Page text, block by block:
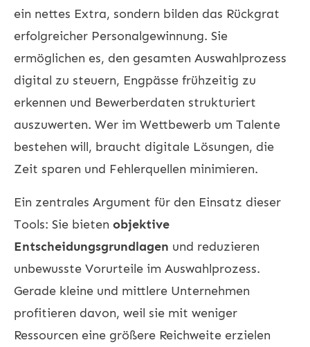
ein nettes Extra, sondern bilden das Rückgrat
erfolgreicher Personalgewinnung. Sie
ermöglichen es, den gesamten Auswahlprozess
digital zu steuern, Engpässe frühzeitig zu
erkennen und Bewerberdaten strukturiert
auszuwerten. Wer im Wettbewerb um Talente
bestehen will, braucht digitale Lösungen, die
Zeit sparen und Fehlerquellen minimieren.
Ein zentrales Argument für den Einsatz dieser
Tools: Sie bieten objektive
Entscheidungsgrundlagen und reduzieren
unbewusste Vorurteile im Auswahlprozess.
Gerade kleine und mittlere Unternehmen
profitieren davon, weil sie mit weniger
Ressourcen eine größere Reichweite erzielen